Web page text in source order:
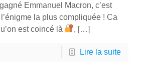
Emmanuel Macron, c’est
la plus compliquée ! Ca
est coincé là , […]
Lire la suite